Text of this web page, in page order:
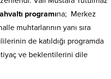
programına; Merkez
muhtarlarının yanı sıra
de katıldığı programda
ve beklentilerini dile